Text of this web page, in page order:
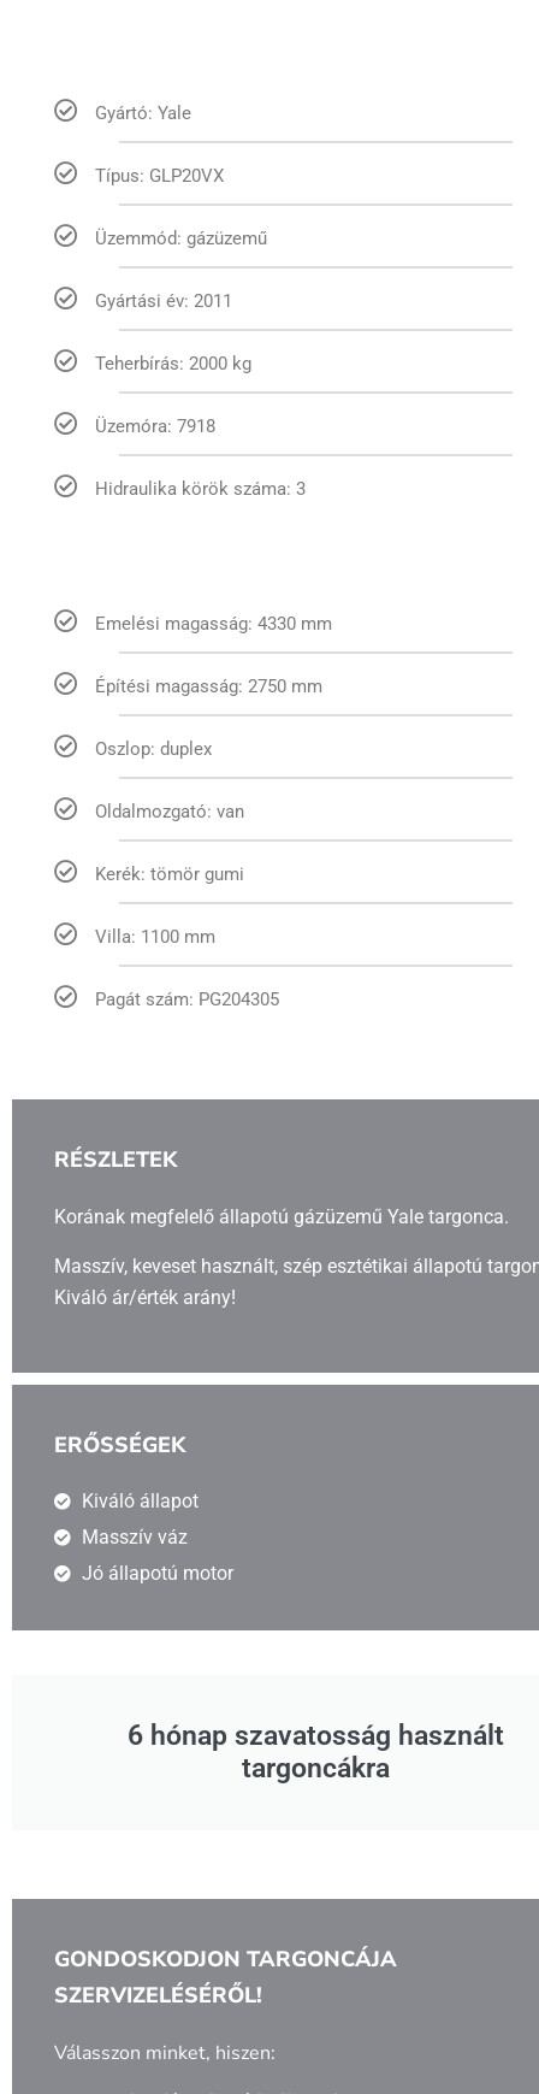
Gyártó: Yale
Típus: GLP20VX
Üzemmód: gázüzemű
Gyártási év: 2011
Teherbírás: 2000 kg
Üzemóra: 7918
Hidraulika körök száma: 3
Emelési magasság: 4330 mm
Építési magasság: 2750 mm
Oszlop: duplex
Oldalmozgató: van
Kerék: tömör gumi
Villa: 1100 mm
Pagát szám: PG204305
RÉSZLETEK
Korának megfelelő állapotú gázüzemű Yale targonca.
Masszív, keveset használt, szép esztétikai állapotú
Kiváló ár/érték arány!
ERŐSSÉGEK
Kiváló állapot
Masszív váz
Jó állapotú motor
6 hónap szavatosság használt
targoncákra
GONDOSKODJON TARGONCÁJA
SZERVIZELÉSÉRŐL!
Válasszon minket, hiszen: